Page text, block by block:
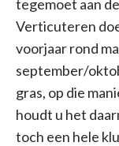
tegemoet aan
Verticuteren
voorjaar rond
september/
gras, op die
houdt u het
toch een hele